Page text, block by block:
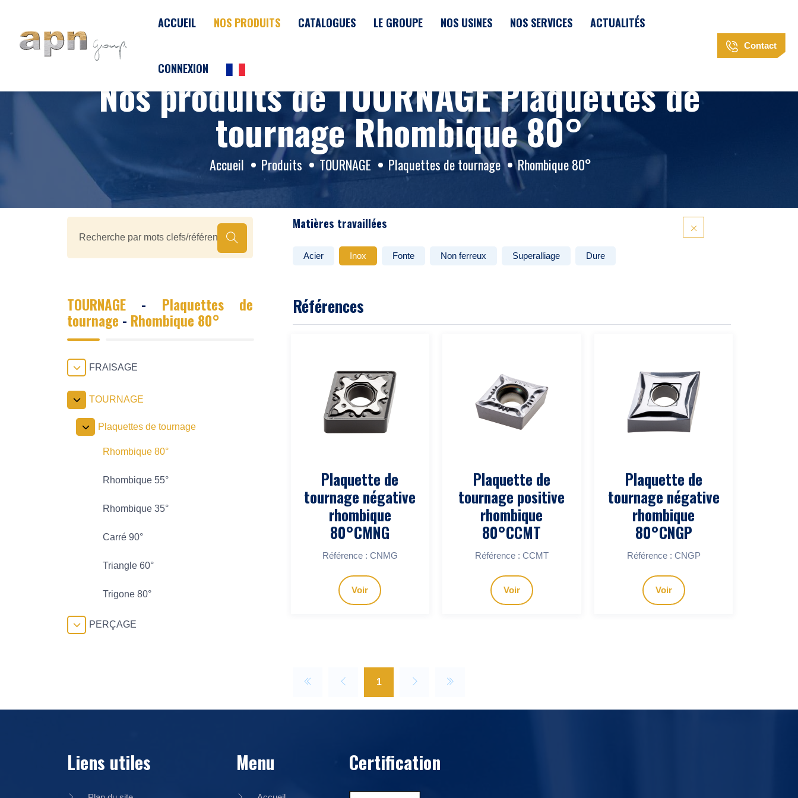
ACCUEIL NOS PRODUITS CATALOGUES LE GROUPE NOS USINES NOS SERVICES ACTUALITÉS
CONNEXION
Contact
Nos produits de TOURNAGE Plaquettes de
tournage Rhombique 80°
Accueil Produits TOURNAGE Plaquettes de tournage Rhombique 80°
TOURNAGE - Plaquettes de
tournage - Rhombique 80°
FRAISAGE
TOURNAGE
Plaquettes de tournage
Rhombique 80°
Rhombique 55°
Rhombique 35°
Carré 90°
Triangle 60°
Trigone 80°
PERÇAGE
Matières travaillées
Acier Inox Fonte Non ferreux Superalliage Dure
Références
Plaquette de
tournage négative
rhombique
80°CMNG
Référence : CNMG
Voir
Plaquette de
tournage positive
rhombique
80°CCMT
Référence : CCMT
Voir
Plaquette de
tournage négative
rhombique
80°CNGP
Référence : CNGP
Voir
1
Liens utiles Menu Certification